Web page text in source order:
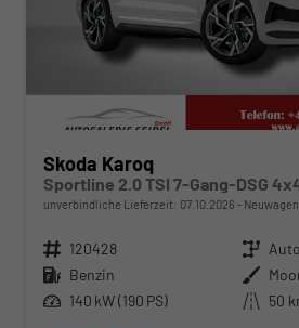
Skoda Karoq
Sportline 2.0 TSI 7-Gang-DSG
unverbindliche Lieferzeit: 07.10.2026 Neuwagen
Fahrzeugnr. 120428 Getriebe
Kraftstoff Benzin Außenfarbe
Leistung 140 kW (190 PS) Kilometerstand 50